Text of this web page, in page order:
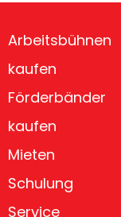
Arbeitsbühnen
kaufen
Förderbänder
kaufen
Mieten
Schulung
Service